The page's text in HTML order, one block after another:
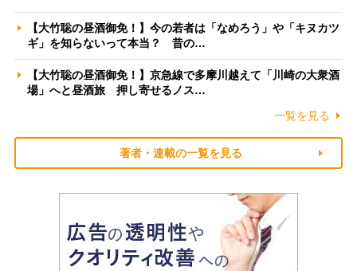
【大竹聡の昼酒御免！】今の若者は「なめろう」や「キヌカツ
ギ」を知らないって本当？ 昔の…
【大竹聡の昼酒御免！】京急線で多摩川越えて「川崎の大衆酒
場」へと昼酒旅 押し寄せるノス…
一覧を見る
著者・連載の一覧を見る